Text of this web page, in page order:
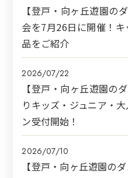
【登戸・向ヶ丘遊園の
会を7月26日に開催！
品をご紹介
2026/07/22
【登戸・向ヶ丘遊園の
りキッズ・ジュニア・
ン受付開始！
2026/07/10
【登戸・向ヶ丘遊園の